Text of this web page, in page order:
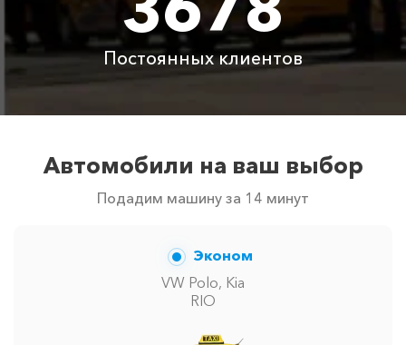
с водителем
3800 ₽ 4700 ₽ 6300 ₽
Цены по акции ограничены количеством свободных
Постоянных клиентов
Автомобили на ваш выбор
Подадим машину за 14 минут
Эконом
VW Polo, Kia
RIO